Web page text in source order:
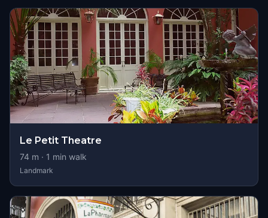
Le Petit Theatre
74 m · 1 min walk
Landmark